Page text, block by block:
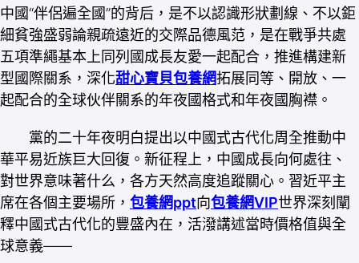
中國“伴侶遍全國”的背后，是不以認識形狀劃線、不以鉅
細貧強盛弱論親疏遠近的交際品德風范，是在戰爭共處
五項準繩基本上同列國成長友愛一起配合，推進構建新
型國際關系，深化甜心寶貝包養網拓展同等、開放、一
起配合的全球伙伴關系的年夜國格式和年夜國胸襟。
黨的二十年夜明白提出以中國式古代化周全推動中
華平易近族巨大回復。新征程上，中國成長向何處往、
對世界意味著什么，各方天然高度追蹤關心。習近平主
席在各個主要場所， 包養網ppt向包養網VIP世界深刻闡
釋中國式古代化的豐盛內在，活潑講述當時價格值與全
球意義——